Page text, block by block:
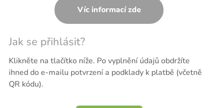
Víc informací zde
Jak se přihlásit?
Klikněte na tlačítko níže. Po vyplnění údajů obdržíte
ihned do e-mailu potvrzení a podklady k platbě (včetně
QR kódu).